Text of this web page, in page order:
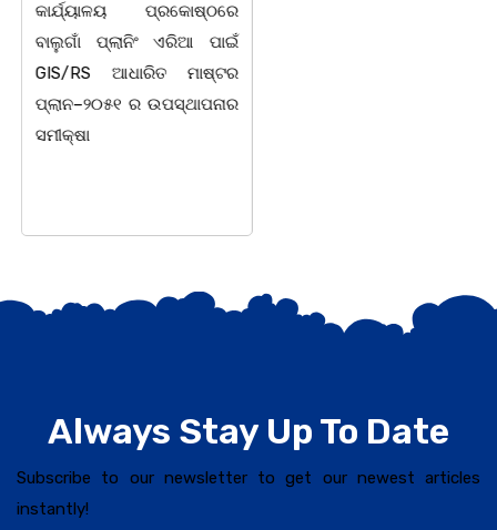
କାର୍ଯ୍ୟାଳୟ ପ୍ରକୋଷ୍ଠରେ
ବାଲୁଗାଁ ପ୍ଲାନିଂ ଏରିଆ ପାଇଁ
GIS/RS ଆଧାରିତ ମାଷ୍ଟର
ପ୍ଲାନ–୨୦୫୧ ର ଉପସ୍ଥାପନାର
ସମୀକ୍ଷା
Always Stay Up To Date
Subscribe to our newsletter to get our newest articles
instantly!